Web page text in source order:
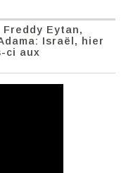
Freddy Eytan,
Israël, hier
ci aux